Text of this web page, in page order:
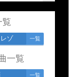
覧
ゾ 一覧
一覧
一覧